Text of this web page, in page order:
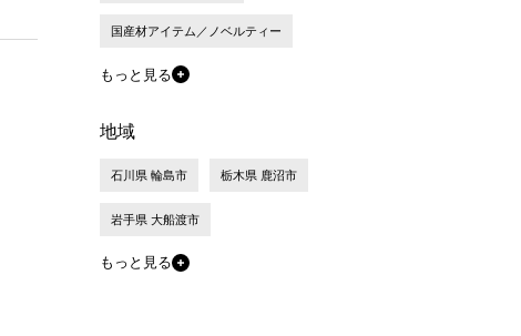
国産材アイテム／ノベルティー
もっと見る
地域
石川県 輪島市 栃木県 鹿沼市
岩手県 大船渡市
もっと見る